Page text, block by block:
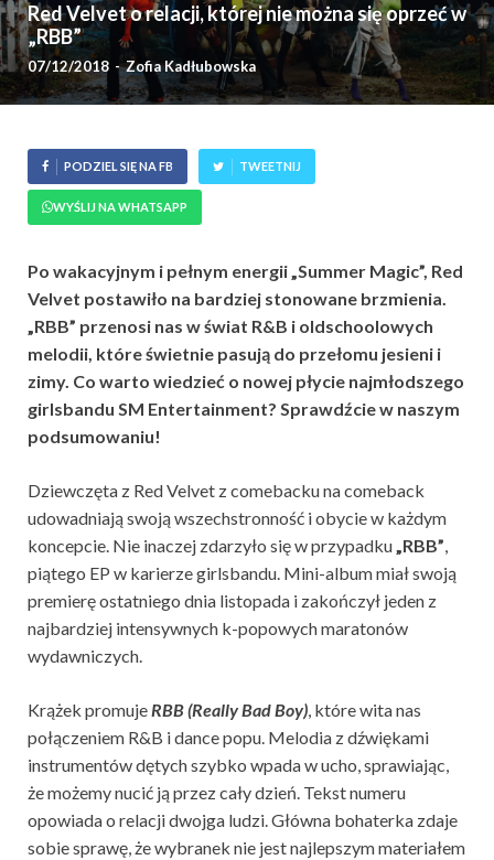
Red Velvet o relacji, której nie można się oprzeć w
„RBB”
07/12/2018 -Zofia Kadłubowska
PODZIEL SIĘ NA FB TWEETNIJ
WYŚLIJ NA WHATSAPP
Po wakacyjnym i pełnym energii „Summer Magic”, Red
Velvet postawiło na bardziej stonowane brzmienia.
„RBB” przenosi nas w świat R&B i oldschoolowych
melodii, które świetnie pasują do przełomu jesieni i
zimy. Co warto wiedzieć o nowej płycie najmłodszego
girlsbandu SM Entertainment? Sprawdźcie w naszym
podsumowaniu!
Dziewczęta z Red Velvet z comebacku na comeback
udowadniają swoją wszechstronność i obycie w każdym
koncepcie. Nie inaczej zdarzyło się w przypadku„RBB”,
piątego EP w karierze girlsbandu. Mini-album miał swoją
premierę ostatniego dnia listopada i zakończył jeden z
najbardziej intensywnych k-popowych maratonów
wydawniczych.
Krążek promujeRBB(Really Bad Boy), które wita nas
połączeniem R&B i dance popu. Melodia z dźwiękami
instrumentów dętych szybko wpada w ucho, sprawiając,
że możemy nucić ją przez cały dzień. Tekst numeru
opowiada o relacji dwojga ludzi. Główna bohaterka zdaje
sobie sprawę, że wybranek nie jest najlepszym materiałem